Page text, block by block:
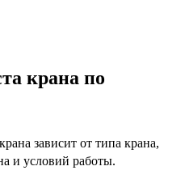
крана по
зависит от типа крана,
и условий работы.